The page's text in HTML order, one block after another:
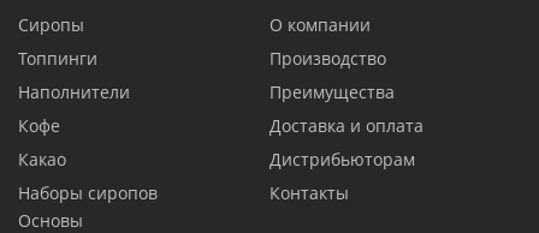
Сиропы
Топпинги
Наполнители
Кофе
Какао
Наборы сиропов
Основы
О компании
Производство
Преимущества
Доставка и оплата
Дистрибьюторам
Контакты